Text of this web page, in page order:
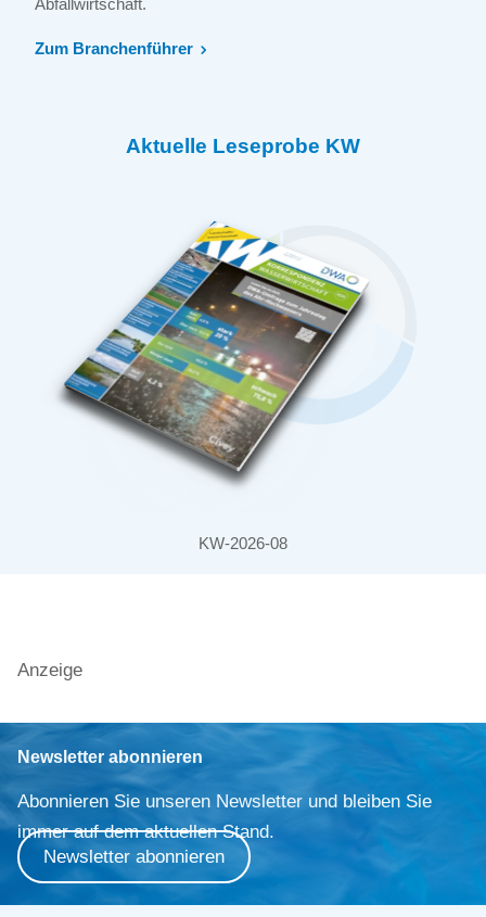
Zum Branchenführer
Aktuelle Leseprobe KW
KW-2026-08
Anzeige
Newsletter abonnieren
Abonnieren Sie unseren Newsletter und bleiben Sie
immer auf dem aktuellen Stand.
Newsletter abonnieren